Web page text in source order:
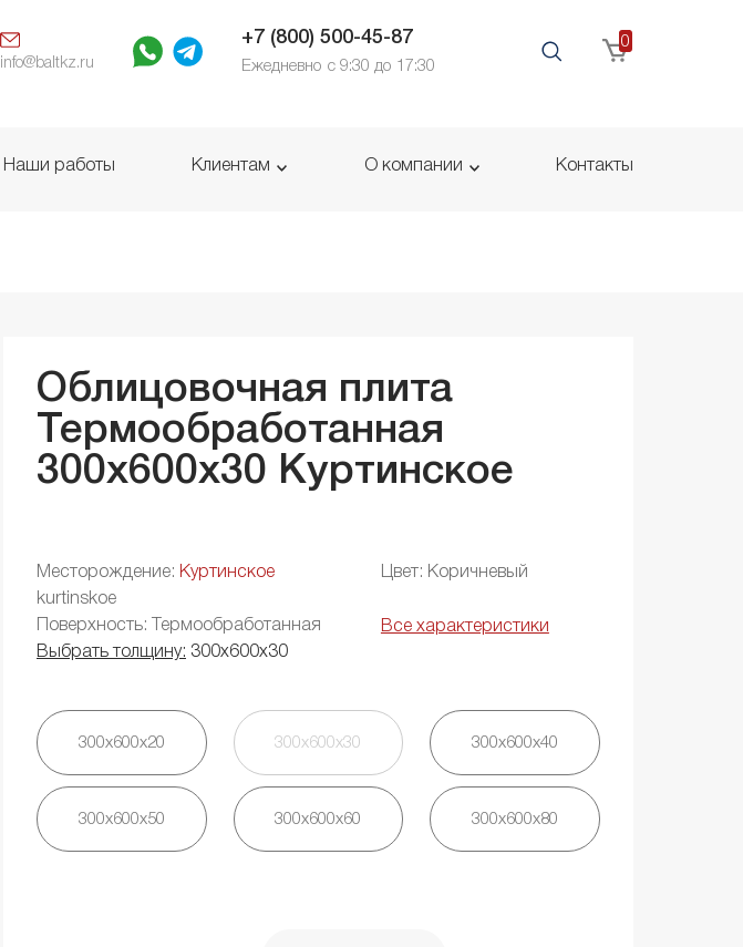
info@baltkz.ru
+7 (800) 500-45-87
Ежедневно с 9:30 до 17:30
0
Наши работы Клиентам О компании Контакты
Облицовочная плита
Термообработанная
300x600x30 Куртинское
Месторождение: Куртинское
kurtinskoe
Цвет: Коричневый
Поверхность: Термообработанная
Все характеристики
Выбрать толщину: 300х600х30
300х600х20 300х600х30 300х600х40
300х600х50 300х600х60 300х600х80